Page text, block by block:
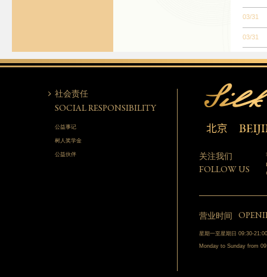
03/31
03/31
社会责任
SOCIAL RESPONSIBILITY
公益事记
树人奖学金
公益伙伴 关注我们
FOLLOW US
营业时间
星期一至星期日 09:30-21:00
Monday to Sunday from